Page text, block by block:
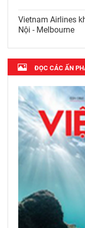
Vietnam Airlines
Nội - Melbourne
ĐỌC CÁC ẤN